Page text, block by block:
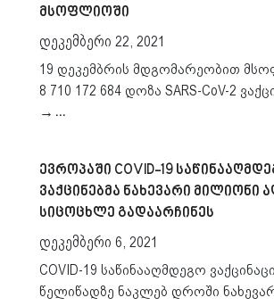
მსოფლიოში
დეკემბერი 22, 2021
19 დეკემბრის მდგომარეობით
8 710 172 684 დოზა SARS-CoV-2
→…
ევროპაში COVID-19
ვაქცინებმა ნახევარი მილიონი
სიცოცხლე გადაარჩინეს
დეკემბერი 6, 2021
COVID-19 საწინააღმდეგო
წელიწადზე ნაკლებ დროში